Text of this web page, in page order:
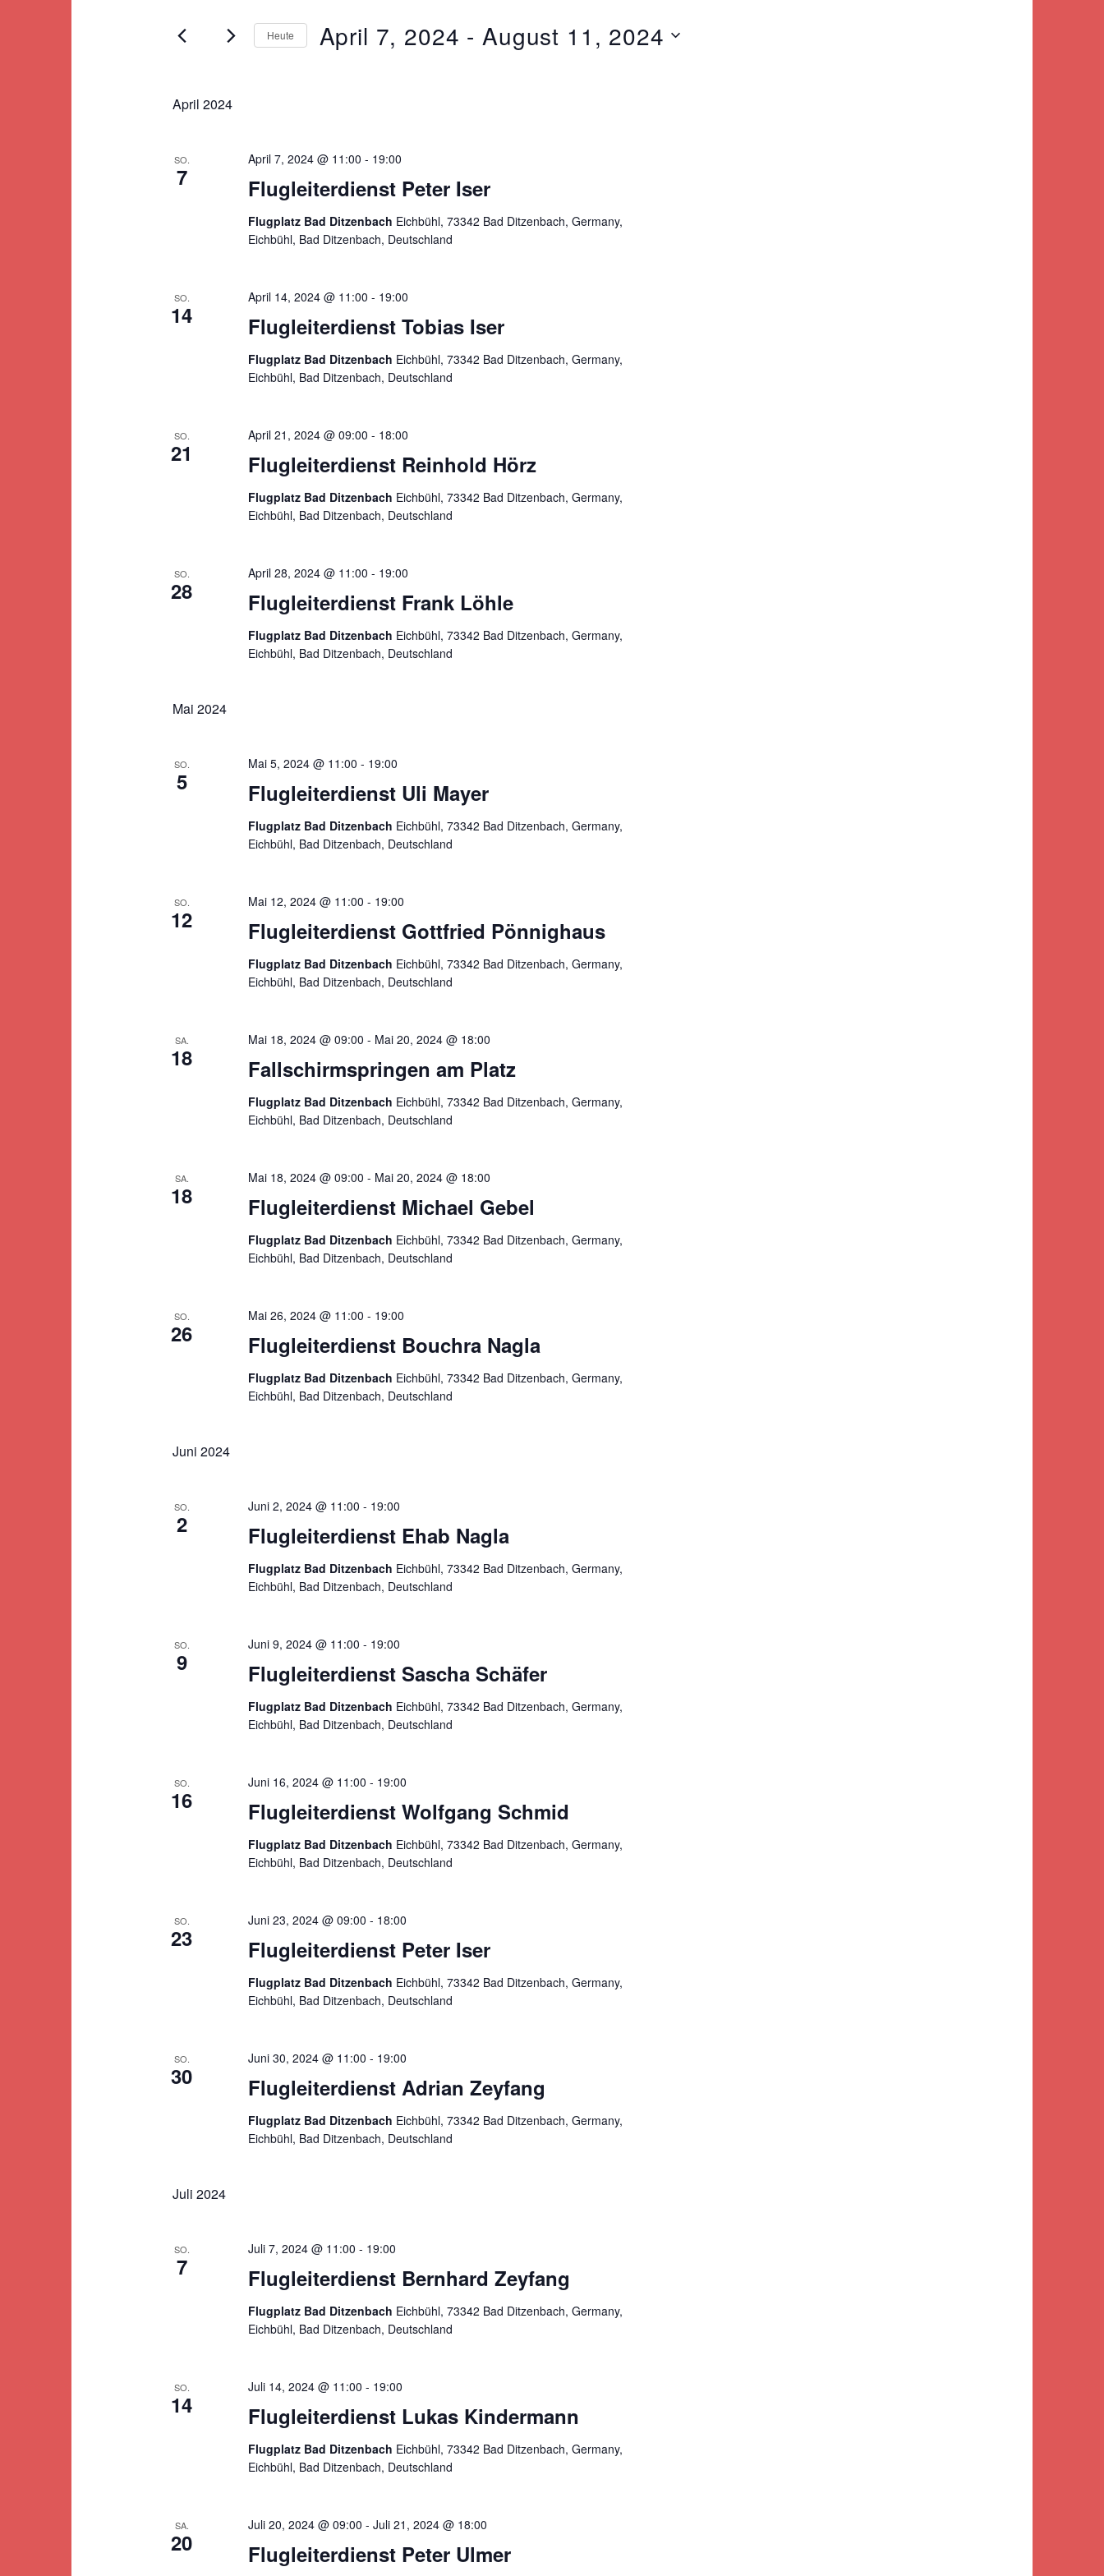
Ansichten,
Navigation
Veranstaltungen
Heute April 7, 2024 - August 11, 2024
April 2024
SO.
7 Flugleiterdienst Peter Iser
April 7, 2024 @ 11:00 - 19:00
Flugplatz Bad Ditzenbach Eichbühl, 73342 Bad Ditzenbach, Germany,
Eichbühl, Bad Ditzenbach, Deutschland
SO.
14 Flugleiterdienst Tobias Iser
April 14, 2024 @ 11:00 - 19:00
Flugplatz Bad Ditzenbach Eichbühl, 73342 Bad Ditzenbach, Germany,
Eichbühl, Bad Ditzenbach, Deutschland
SO.
21 Flugleiterdienst Reinhold Hörz
April 21, 2024 @ 09:00 - 18:00
Flugplatz Bad Ditzenbach Eichbühl, 73342 Bad Ditzenbach, Germany,
Eichbühl, Bad Ditzenbach, Deutschland
SO.
28 Flugleiterdienst Frank Löhle
April 28, 2024 @ 11:00 - 19:00
Flugplatz Bad Ditzenbach Eichbühl, 73342 Bad Ditzenbach, Germany,
Eichbühl, Bad Ditzenbach, Deutschland
Mai 2024
SO.
5 Flugleiterdienst Uli Mayer
Mai 5, 2024 @ 11:00 - 19:00
Flugplatz Bad Ditzenbach Eichbühl, 73342 Bad Ditzenbach, Germany,
Eichbühl, Bad Ditzenbach, Deutschland
SO.
12 Flugleiterdienst Gottfried Pönnighaus
Mai 12, 2024 @ 11:00 - 19:00
Flugplatz Bad Ditzenbach Eichbühl, 73342 Bad Ditzenbach, Germany,
Eichbühl, Bad Ditzenbach, Deutschland
SA.
18 Fallschirmspringen am Platz
Mai 18, 2024 @ 09:00 - Mai 20, 2024 @ 18:00
Flugplatz Bad Ditzenbach Eichbühl, 73342 Bad Ditzenbach, Germany,
Eichbühl, Bad Ditzenbach, Deutschland
SA.
18 Flugleiterdienst Michael Gebel
Mai 18, 2024 @ 09:00 - Mai 20, 2024 @ 18:00
Flugplatz Bad Ditzenbach Eichbühl, 73342 Bad Ditzenbach, Germany,
Eichbühl, Bad Ditzenbach, Deutschland
SO.
26 Flugleiterdienst Bouchra Nagla
Mai 26, 2024 @ 11:00 - 19:00
Flugplatz Bad Ditzenbach Eichbühl, 73342 Bad Ditzenbach, Germany,
Eichbühl, Bad Ditzenbach, Deutschland
Juni 2024
SO.
2 Flugleiterdienst Ehab Nagla
Juni 2, 2024 @ 11:00 - 19:00
Flugplatz Bad Ditzenbach Eichbühl, 73342 Bad Ditzenbach, Germany,
Eichbühl, Bad Ditzenbach, Deutschland
SO.
9 Flugleiterdienst Sascha Schäfer
Juni 9, 2024 @ 11:00 - 19:00
Flugplatz Bad Ditzenbach Eichbühl, 73342 Bad Ditzenbach, Germany,
Eichbühl, Bad Ditzenbach, Deutschland
SO.
16 Flugleiterdienst Wolfgang Schmid
Juni 16, 2024 @ 11:00 - 19:00
Flugplatz Bad Ditzenbach Eichbühl, 73342 Bad Ditzenbach, Germany,
Eichbühl, Bad Ditzenbach, Deutschland
SO.
23 Flugleiterdienst Peter Iser
Juni 23, 2024 @ 09:00 - 18:00
Flugplatz Bad Ditzenbach Eichbühl, 73342 Bad Ditzenbach, Germany,
Eichbühl, Bad Ditzenbach, Deutschland
SO.
30 Flugleiterdienst Adrian Zeyfang
Juni 30, 2024 @ 11:00 - 19:00
Flugplatz Bad Ditzenbach Eichbühl, 73342 Bad Ditzenbach, Germany,
Eichbühl, Bad Ditzenbach, Deutschland
Juli 2024
SO.
7 Flugleiterdienst Bernhard Zeyfang
Juli 7, 2024 @ 11:00 - 19:00
Flugplatz Bad Ditzenbach Eichbühl, 73342 Bad Ditzenbach, Germany,
Eichbühl, Bad Ditzenbach, Deutschland
SO.
14 Flugleiterdienst Lukas Kindermann
Juli 14, 2024 @ 11:00 - 19:00
Flugplatz Bad Ditzenbach Eichbühl, 73342 Bad Ditzenbach, Germany,
Eichbühl, Bad Ditzenbach, Deutschland
SA.
20 Flugleiterdienst Peter Ulmer
Juli 20, 2024 @ 09:00 - Juli 21, 2024 @ 18:00